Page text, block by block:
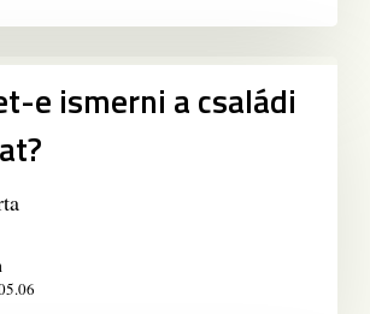
e ismerni a családi